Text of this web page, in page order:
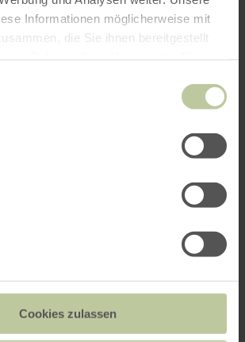
Informationen möglicherweise mit
die Sie ihnen bereitgestellt
Cookies zulassen